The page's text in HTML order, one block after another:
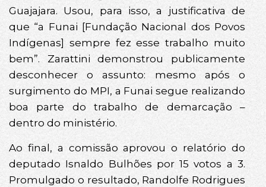
Guajajara. Usou, para isso, a justificativa de
que “a Funai [Fundação Nacional dos Povos
Indígenas] sempre fez esse trabalho muito
bem”. Zarattini demonstrou publicamente
desconhecer o assunto: mesmo após o
surgimento do MPI, a Funai segue realizando
boa parte do trabalho de demarcação –
dentro do ministério.
Ao final, a comissão aprovou o relatório do
deputado Isnaldo Bulhões por 15 votos a 3.
Promulgado o resultado, Randolfe Rodrigues